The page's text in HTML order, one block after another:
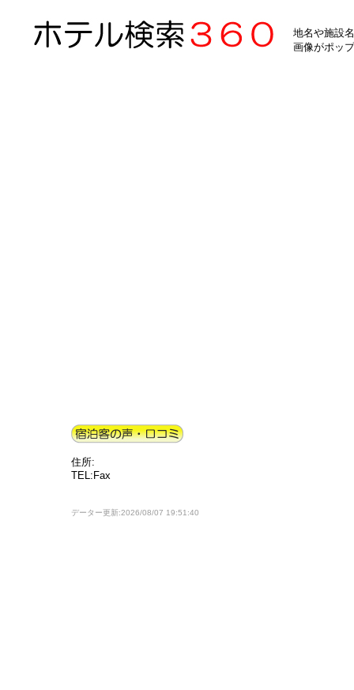
地名や施設
画像がポッ
住所:
TEL:Fax
データー更新:2026/08/07 19:51:40